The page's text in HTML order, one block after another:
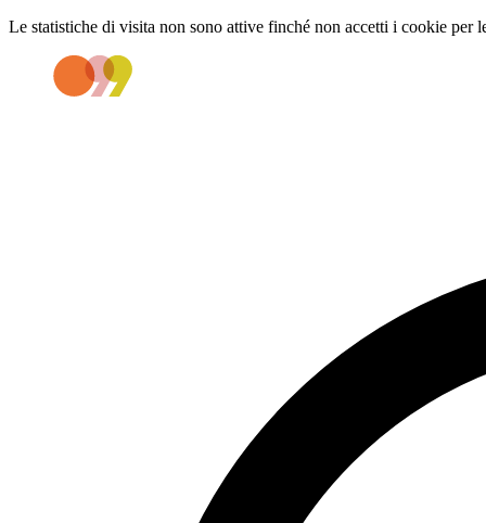
Le statistiche di visita non sono attive finché non accetti i cookie per